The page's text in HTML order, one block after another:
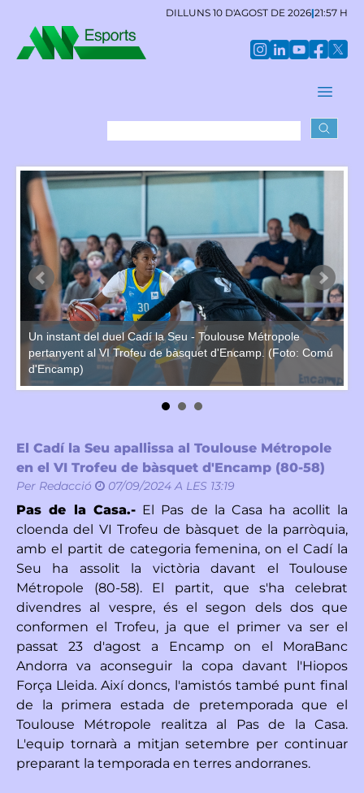
DILLUNS 10 D'AGOST DE 2026|21:57 H
Un instant del duel Cadí la Seu - Toulouse Métropole
pertanyent al VI Trofeu de bàsquet d'Encamp. (Foto: Comú
d'Encamp)
El Cadí la Seu apallissa al Toulouse Métropole
en el VI Trofeu de bàsquet d'Encamp (80-58)
Per Redacció 07/09/2024 A LES 13:19
Pas de la Casa.-El Pas de la Casa ha acollit la
cloenda del VI Trofeu de bàsquet de la parròquia,
amb el partit de categoria femenina, on el Cadí la
Seu ha assolit la victòria davant el Toulouse
Métropole (80-58). El partit, que s'ha celebrat
divendres al vespre, és el segon dels dos que
conformen el Trofeu, ja que el primer va ser el
passat 23 d'agost a Encamp on el MoraBanc
Andorra va aconseguir la copa davant l'Hiopos
Força Lleida. Així doncs, l'amistós també punt final
de la primera estada de pretemporada que el
Toulouse Métropole realitza al Pas de la Casa.
L'equip tornarà a mitjan setembre per continuar
preparant la temporada en terres andorranes.